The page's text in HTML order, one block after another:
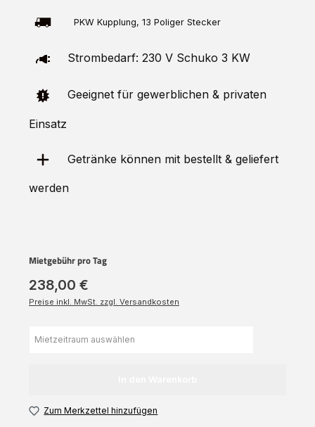
PKW Kupplung, 13 Poliger Stecker
Strombedarf: 230 V Schuko 3 KW
Geeignet für gewerblichen & privaten
Einsatz
Getränke können mit bestellt & geliefert
werden
Mietgebühr pro Tag
238,00 €
Preise inkl. MwSt. zzgl. Versandkosten
Zum Merkzettel hinzufügen